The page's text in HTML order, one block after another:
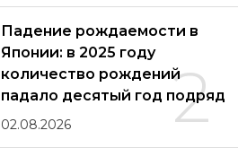
2
Падение рождаемости в
Японии: в 2025 году
количество рождений
падало десятый год подряд
02.08.2026